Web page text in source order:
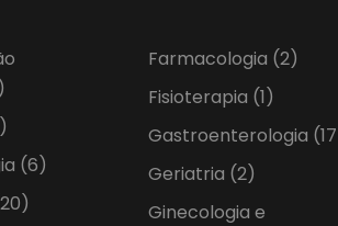
(6)
Farmacologia (2)
Fisioterapia (1)
Gastroenterologia
Geriatria (2)
Ginecologia e